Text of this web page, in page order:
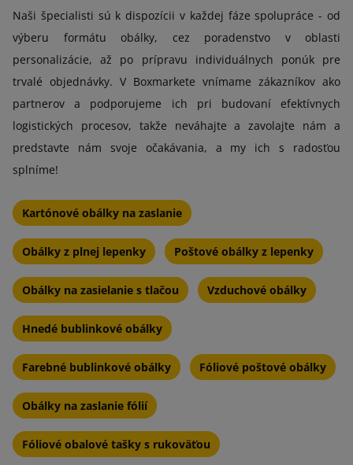
Naši špecialisti sú k dispozícii v každej fáze spolupráce - od
výberu formátu obálky, cez poradenstvo v oblasti
personalizácie, až po prípravu individuálnych ponúk pre
trvalé objednávky. V Boxmarkete vnímame zákazníkov ako
partnerov a podporujeme ich pri budovaní efektívnych
logistických procesov, takže neváhajte a zavolajte nám a
predstavte nám svoje očakávania, a my ich s radosťou
splníme!
Kartónové obálky na zaslanie
Obálky z plnej lepenky Poštové obálky z lepenky
Obálky na zasielanie s tlačou Vzduchové obálky
Hnedé bublinkové obálky
Farebné bublinkové obálky Fóliové poštové obálky
Obálky na zaslanie fólií
Fóliové obalové tašky s rukoväťou